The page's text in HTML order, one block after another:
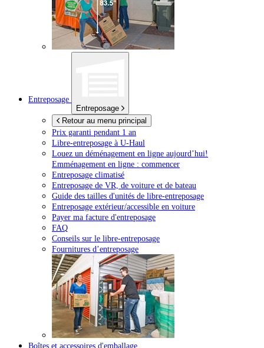
Entreposage
Entreposage
Retour au menu principal
Prix garanti pendant 1 an
Libre-entreposage à U-Haul
Louez un déménagement en ligne aujourd’hui!
Emménagement en ligne : commencer
Entreposage climatisé
Entreposage de VR, de voiture et de bateau
Guide des tailles d'unités de libre-entreposage
Entreposage extérieur/accessible en voiture
Payer ma facture d'entreposage
FAQ
Conseils sur le libre-entreposage
Fournitures d’entreposage
Boîtes et accessoires d'emballage